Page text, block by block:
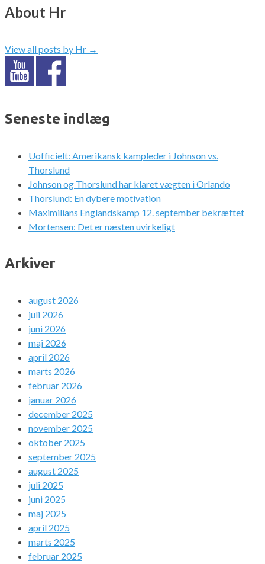
About Hr
View all posts by Hr →
Seneste indlæg
Uofficielt: Amerikansk kampleder i Johnson vs.
Thorslund
Johnson og Thorslund har klaret vægten i Orlando
Thorslund: En dybere motivation
Maximilians Englandskamp 12. september bekræftet
Mortensen: Det er næsten uvirkeligt
Arkiver
august 2026
juli 2026
juni 2026
maj 2026
april 2026
marts 2026
februar 2026
januar 2026
december 2025
november 2025
oktober 2025
september 2025
august 2025
juli 2025
juni 2025
maj 2025
april 2025
marts 2025
februar 2025